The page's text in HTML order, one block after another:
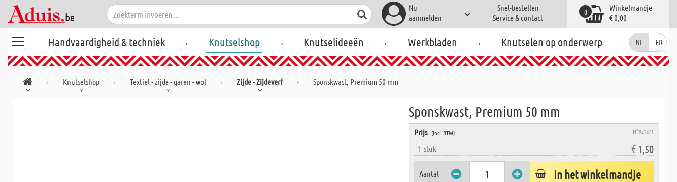
Nu
aanmelden
Snel-bestellen
Service & contact
Winkelmandje
€ 0,00
0
Handvaardigheid & techniek . Knutselshop . Knutselideeën . Werkbladen . Knutselen op onderwerp NL FR
Knutselshop Textiel - zijde - garen - wol Zijde - Zijdeverf Sponskwast, Premium 50 mm
Sponskwast, Premium 50 mm
Prijs (incl. BTW) N° 921871
1stuk € 1,50
Aantal In het winkelmandje